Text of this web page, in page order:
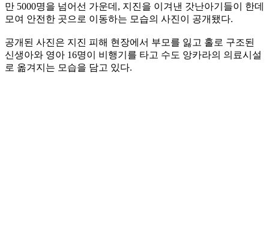
만 5000명을 넘어선 가운데, 지진을 이겨낸 갓난아기들이 한데
모여 안전한 곳으로 이동하는 모습의 사진이 공개됐다.
공개된 사진은 지진 피해 현장에서 부모를 잃고 홀로 구조된
신생아와 영아 16명이 비행기를 타고 수도 앙카라의 의료시설
로 옮겨지는 모습을 담고 있다.